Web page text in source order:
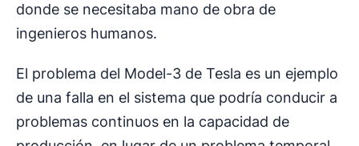
donde se necesitaba mano de obra de
ingenieros humanos.
El problema del Model-3 de Tesla es un ejemplo
de una falla en el sistema que podría conducir a
problemas continuos en la capacidad de